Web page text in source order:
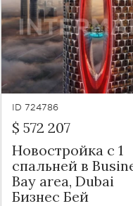
ID 724786
$ 572 207
Новостройка с 1
спальней в
Bay area, Dubai
Бизнес Бей